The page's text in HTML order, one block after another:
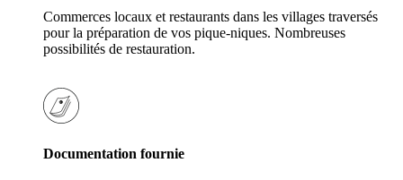
Commerces locaux et restaurants dans les villages traversés
pour la préparation de vos pique-niques. Nombreuses
possibilités de restauration.
Documentation fournie